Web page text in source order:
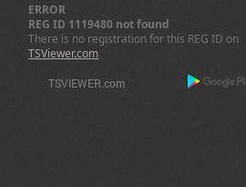
ERROR
REG ID 1119480 not found
There is no registration for this REG ID on
TSViewer.com